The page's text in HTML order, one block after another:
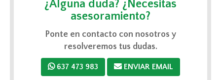
¿Alguna duda? ¿Necesitas
asesoramiento?
Ponte en contacto con nosotros y
resolveremos tus dudas.
637 473 983 ENVIAR EMAIL